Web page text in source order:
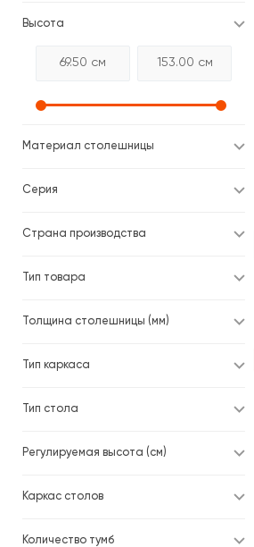
Высота
Материал столешницы
Серия
Страна производства
Тип товара
Толщина столешницы (мм)
Тип каркаса
Тип стола
Регулируемая высота (см)
Каркас столов
Количество тумб